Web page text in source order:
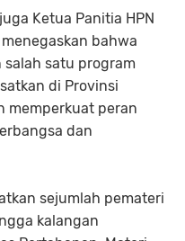
Ketua Panitia HPN
bahwa
salah satu program
di Provinsi
memperkuat peran
dan
sejumlah pemateri
kalangan